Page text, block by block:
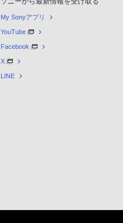
My Sonyアプリ
YouTube
Facebook
X
LINE